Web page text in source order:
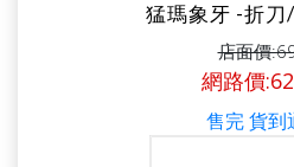
猛瑪象牙 -折
店面價
網路價
售完 貨到